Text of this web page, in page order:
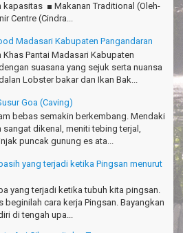
wisata Kabupaten
seru!
kami ke Gn.Semeru.
Barat
extreme, enjoy dan seru
kapasitas ■ Makanan Traditional (Oleh-
Centre (Cindra...
Madasari Kabupaten Pangandaran
Khas Pantai Madasari Kabupaten
suasana yang sejuk serta nuansa
Lobster bakar dan Ikan Bak...
Goa (Caving)
bebas semakin berkembang. Mendaki
sangat dikenal, meniti tebing terjal,
puncak gunung es ata...
yang terjadi ketika Pingsan menurut
yang terjadi ketika tubuh kita pingsan.
beginilah cara kerja Pingsan. Bayangkan
di tengah upa...